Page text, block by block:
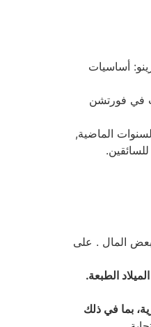
أساسيات
في فورتشن
الماضية,
المال . على
الطبعة.
بما في ذلك